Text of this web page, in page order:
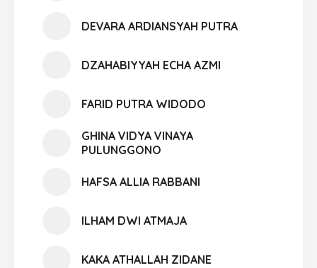
DEVARA ARDIANSYAH PUTRA
DZAHABIYYAH ECHA AZMI
FARID PUTRA WIDODO
GHINA VIDYA VINAYA
PULUNGGONO
HAFSA ALLIA RABBANI
ILHAM DWI ATMAJA
KAKA ATHALLAH ZIDANE